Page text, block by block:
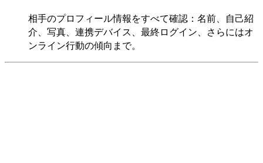
相手のプロフィール情報をすべて確認：名前、自己紹
介、写真、連携デバイス、最終ログイン、さらにはオ
ンライン行動の傾向まで。